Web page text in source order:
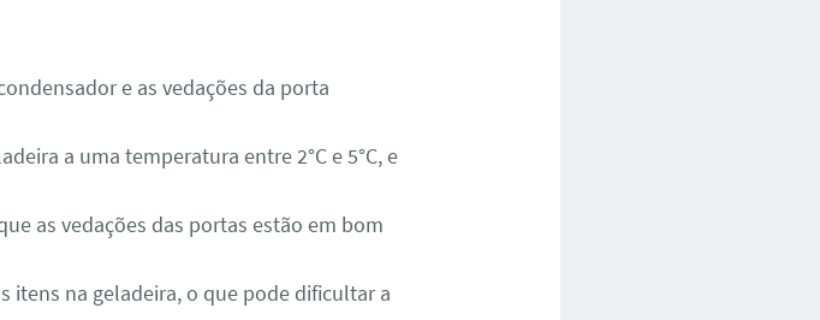
e as vedações da porta
a uma temperatura entre 2°C e 5°C, e
as vedações das portas estão em bom
itens na geladeira, o que pode dificultar a